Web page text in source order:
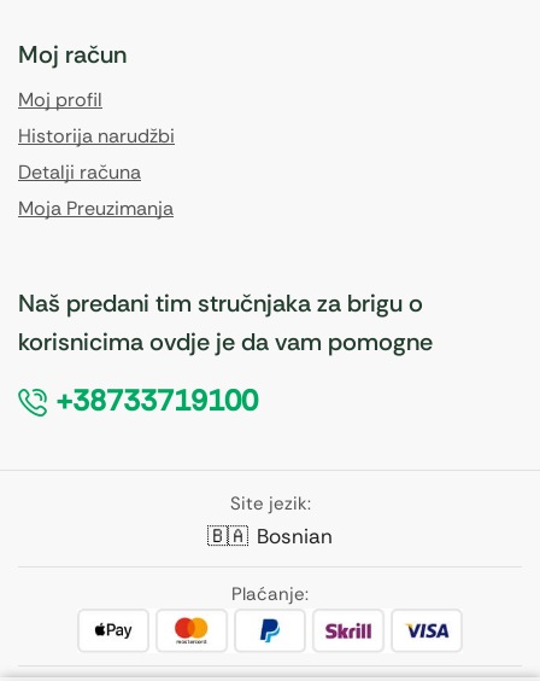
Moj račun
Moj profil
Historija narudžbi
Detalji računa
Moja Preuzimanja
Naš predani tim stručnjaka za brigu o
korisnicima ovdje je da vam pomogne
+38733719100
Site jezik:
🇧🇦 Bosnian
Plaćanje: